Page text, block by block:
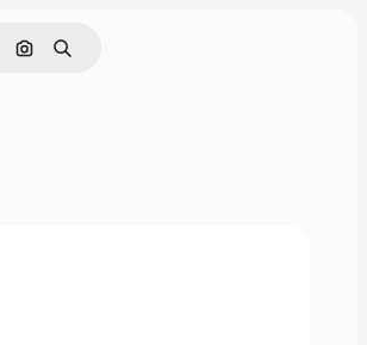
Nach Bild suchen
Suchen